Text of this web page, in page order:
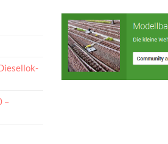
–